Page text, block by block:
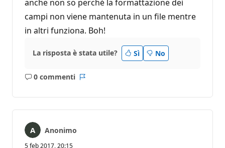
anche non so perché la formattazione dei
campi non viene mantenuta in un file mentre
in altri funziona. Boh!
La risposta è stata utile? Sì No
0 commenti
Nessun
Anonimo
5 feb 2017, 20:15